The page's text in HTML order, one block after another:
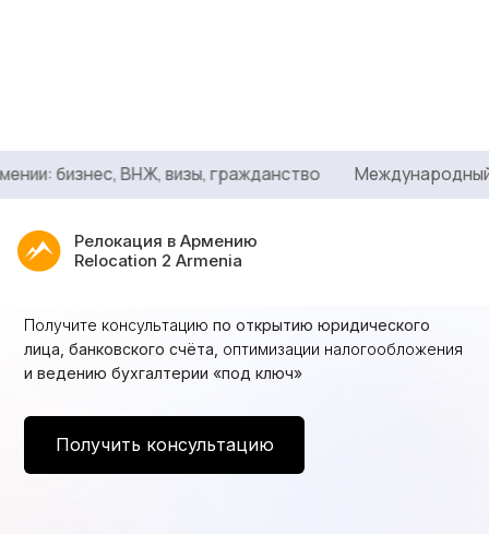
бизнес, ВНЖ, визы, гражданство Международный
Релокация в Армению
Relocation 2 Armenia
Услуги
Бизнес в Армении —
налог всего
Получите консультациюпо открытию юридического
лица , банковского счёта, оптимизации налогообложения
и ведению бухгалтерии «под ключ»
Получить консультацию